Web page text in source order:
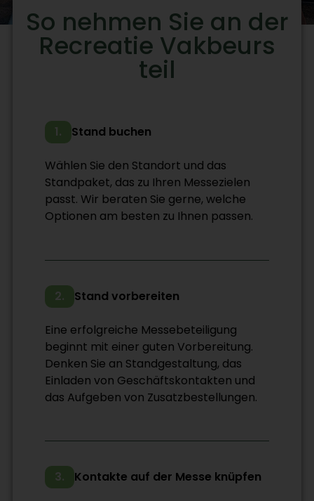
So nehmen Sie an der
Recreatie Vakbeurs
teil
1. Stand buchen
Wählen Sie den Standort und das
Standpaket, das zu Ihren Messezielen
passt. Wir beraten Sie gerne, welche
Optionen am besten zu Ihnen passen.
2. Stand vorbereiten
Eine erfolgreiche Messebeteiligung
beginnt mit einer guten Vorbereitung.
Denken Sie an Standgestaltung, das
Einladen von Geschäftskontakten und
das Aufgeben von Zusatzbestellungen.
3. Kontakte auf der Messe knüpfen